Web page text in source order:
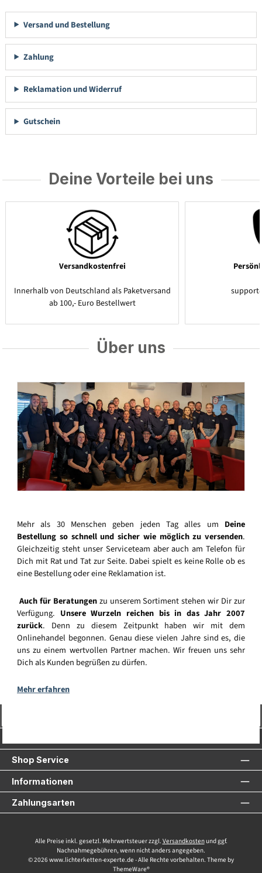
Versand und Bestellung
Zahlung
Reklamation und Widerruf
Gutschein
Deine Vorteile bei uns
Versandkostenfrei
Innerhalb von Deutschland als Paketversand
ab 100,- Euro Bestellwert
Über uns
Mehr als 30 Menschen geben jeden Tag alles um Deine
Bestellung so schnell und sicher wie möglich zu versenden.
Gleichzeitig steht unser Serviceteam aber auch am Telefon für
Dich mit Rat und Tat zur Seite. Dabei spielt es keine Rolle ob es
eine Bestellung oder eine Reklamation ist.
Auch für Beratungenzu unserem Sortiment stehen wir Dir zur
Verfügung. Unsere Wurzeln reichen bis in das Jahr 2007
zurück. Denn zu diesem Zeitpunkt haben wir mit dem
Onlinehandel begonnen. Genau diese vielen Jahre sind es, die
uns zu einem wertvollen Partner machen. Wir freuen uns sehr
Dich als Kunden begrüßen zu dürfen.
Mehr erfahren
Shop Service
Informationen
Zahlungsarten
Alle Preise inkl. gesetzl. Mehrwertsteuer zzgl. Versandkostenund ggf.
Nachnahmegebühren, wenn nicht anders angegeben.
© 2026 www.lichterketten-experte.de - Alle Rechte vorbehalten. Theme by
ThemeWare®